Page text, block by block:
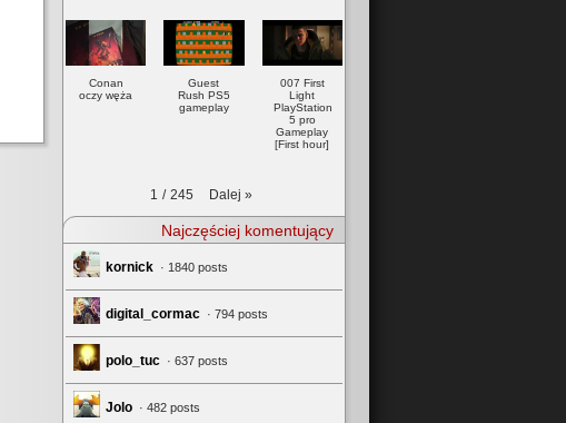
Conan
oczy węża
Guest
Rush PS5
gameplay
007 First
Light
PlayStation
5 pro
Gameplay
[First hour]
1 / 245 Dalej »
Najczęściej komentujący
kornick · 1840 posts
digital_cormac · 794 posts
polo_tuc · 637 posts
Jolo · 482 posts